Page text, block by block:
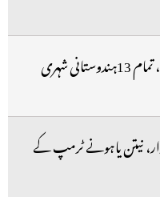
تجارتی جہاز پر حملے کی مذمت، تمام 13ہندوستانی شہری
نیتن یاہونے ٹرمپ کے